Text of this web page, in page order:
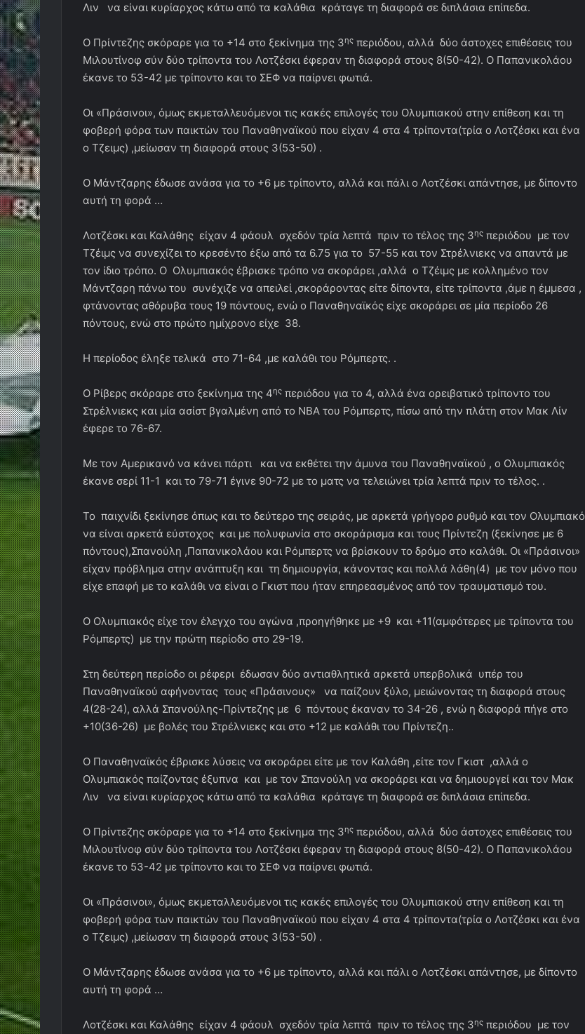
Λιν να είναι κυρίαρχος κάτω από τα καλάθια κράταγε τη διαφορά σε διπλάσια επίπεδα.
Ο Πρίντεζης σκόραρε για το +14 στο ξεκίνημα της 3ης περιόδου, αλλά δύο άστοχες επιθέσεις του
Μιλουτίνοφ σύν δύο τρίποντα του Λοτζέσκι έφεραν τη διαφορά στους 8(50-42). Ο Παπανικολάου
έκανε το 53-42 με τρίποντο και το ΣΕΦ να παίρνει φωτιά.
Οι «Πράσινοι», όμως εκμεταλλευόμενοι τις κακές επιλογές του Ολυμπιακού στην επίθεση και τη
φοβερή φόρα των παικτών του Παναθηναϊκού που είχαν 4 στα 4 τρίποντα(τρία ο Λοτζέσκι και ένα
ο Τζειμς) ,μείωσαν τη διαφορά στους 3(53-50) .
Ο Μάντζαρης έδωσε ανάσα για το +6 με τρίποντο, αλλά και πάλι ο Λοτζέσκι απάντησε, με δίποντο
αυτή τη φορά …
Λοτζέσκι και Καλάθης είχαν 4 φάουλ σχεδόν τρία λεπτά πριν το τέλος της 3ης περιόδου με τον
Τζέιμς να συνεχίζει το κρεσέντο έξω από τα 6.75 για το 57-55 και τον Στρέλνιεκς να απαντά με
τον ίδιο τρόπο. Ο Ολυμπιακός έβρισκε τρόπο να σκοράρει ,αλλά ο Τζέιμς με κολλημένο τον
Μάντζαρη πάνω του συνέχιζε να απειλεί ,σκοράροντας είτε δίποντα, είτε τρίποντα ,άμε η έμμεσα ,
φτάνοντας αθόρυβα τους 19 πόντους, ενώ ο Παναθηναϊκός είχε σκοράρει σε μία περίοδο 26
πόντους, ενώ στο πρώτο ημίχρονο είχε 38.
Η περίοδος έληξε τελικά στο 71-64 ,με καλάθι του Ρόμπερτς. .
Ο Ρίβερς σκόραρε στο ξεκίνημα της 4ης περιόδου για το 4, αλλά ένα ορειβατικό τρίποντο του
Στρέλνιεκς και μία ασίστ βγαλμένη από το ΝΒΑ του Ρόμπερτς, πίσω από την πλάτη στον Μακ Λίν
έφερε το 76-67.
Με τον Αμερικανό να κάνει πάρτι και να εκθέτει την άμυνα του Παναθηναϊκού , ο Ολυμπιακός
έκανε σερί 11-1 και το 79-71 έγινε 90-72 με το ματς να τελειώνει τρία λεπτά πριν το τέλος. .
Το παιχνίδι ξεκίνησε όπως και το δεύτερο της σειράς, με αρκετά γρήγορο ρυθμό και τον Ολυμπιακό
να είναι αρκετά εύστοχος και με πολυφωνία στο σκοράρισμα και τους Πρίντεζη (ξεκίνησε με 6
πόντους),Σπανούλη ,Παπανικολάου και Ρόμπερτς να βρίσκουν το δρόμο στο καλάθι. Οι «Πράσινοι»
είχαν πρόβλημα στην ανάπτυξη και τη δημιουργία, κάνοντας και πολλά λάθη(4) με τον μόνο που
είχε επαφή με το καλάθι να είναι ο Γκιστ που ήταν επηρεασμένος από τον τραυματισμό του.
Ο Ολυμπιακός είχε τον έλεγχο του αγώνα ,προηγήθηκε με +9 και +11(αμφότερες με τρίποντα του
Ρόμπερτς) με την πρώτη περίοδο στο 29-19.
Στη δεύτερη περίοδο οι ρέφερι έδωσαν δύο αντιαθλητικά αρκετά υπερβολικά υπέρ του
Παναθηναϊκού αφήνοντας τους «Πράσινους» να παίζουν ξύλο, μειώνοντας τη διαφορά στους
4(28-24), αλλά Σπανούλης-Πρίντεζης με 6 πόντους έκαναν το 34-26 , ενώ η διαφορά πήγε στο
+10(36-26) με βολές του Στρέλνιεκς και στο +12 με καλάθι του Πρίντεζη..
Ο Παναθηναϊκός έβρισκε λύσεις να σκοράρει είτε με τον Καλάθη ,είτε τον Γκιστ ,αλλά ο
Ολυμπιακός παίζοντας έξυπνα και με τον Σπανούλη να σκοράρει και να δημιουργεί και τον Μακ
Λιν να είναι κυρίαρχος κάτω από τα καλάθια κράταγε τη διαφορά σε διπλάσια επίπεδα.
Ο Πρίντεζης σκόραρε για το +14 στο ξεκίνημα της 3ης περιόδου, αλλά δύο άστοχες επιθέσεις του
Μιλουτίνοφ σύν δύο τρίποντα του Λοτζέσκι έφεραν τη διαφορά στους 8(50-42). Ο Παπανικολάου
έκανε το 53-42 με τρίποντο και το ΣΕΦ να παίρνει φωτιά.
Οι «Πράσινοι», όμως εκμεταλλευόμενοι τις κακές επιλογές του Ολυμπιακού στην επίθεση και τη
φοβερή φόρα των παικτών του Παναθηναϊκού που είχαν 4 στα 4 τρίποντα(τρία ο Λοτζέσκι και ένα
ο Τζειμς) ,μείωσαν τη διαφορά στους 3(53-50) .
Ο Μάντζαρης έδωσε ανάσα για το +6 με τρίποντο, αλλά και πάλι ο Λοτζέσκι απάντησε, με δίποντο
αυτή τη φορά …
Λοτζέσκι και Καλάθης είχαν 4 φάουλ σχεδόν τρία λεπτά πριν το τέλος της 3ης περιόδου με τον